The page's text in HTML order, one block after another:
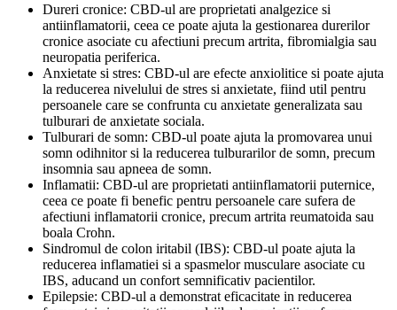
Dureri cronice: CBD-ul are proprietati analgezice si
antiinflamatorii, ceea ce poate ajuta la gestionarea durerilor
cronice asociate cu afectiuni precum artrita, fibromialgia sau
neuropatia periferica.
Anxietate si stres: CBD-ul are efecte anxiolitice si poate ajuta
la reducerea nivelului de stres si anxietate, fiind util pentru
persoanele care se confrunta cu anxietate generalizata sau
tulburari de anxietate sociala.
Tulburari de somn: CBD-ul poate ajuta la promovarea unui
somn odihnitor si la reducerea tulburarilor de somn, precum
insomnia sau apneea de somn.
Inflamatii: CBD-ul are proprietati antiinflamatorii puternice,
ceea ce poate fi benefic pentru persoanele care sufera de
afectiuni inflamatorii cronice, precum artrita reumatoida sau
boala Crohn.
Sindromul de colon iritabil (IBS): CBD-ul poate ajuta la
reducerea inflamatiei si a spasmelor musculare asociate cu
IBS, aducand un confort semnificativ pacientilor.
Epilepsie: CBD-ul a demonstrat eficacitate in reducerea